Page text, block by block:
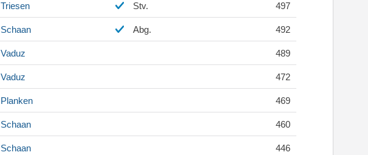
Triesen Stv. 497
Schaan Abg. 492
Vaduz 489
Vaduz 472
Planken 469
Schaan 460
Schaan 446